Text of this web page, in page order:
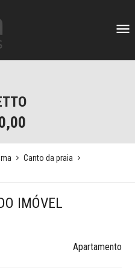
Canto da praia
IMÓVEL
Apartamento